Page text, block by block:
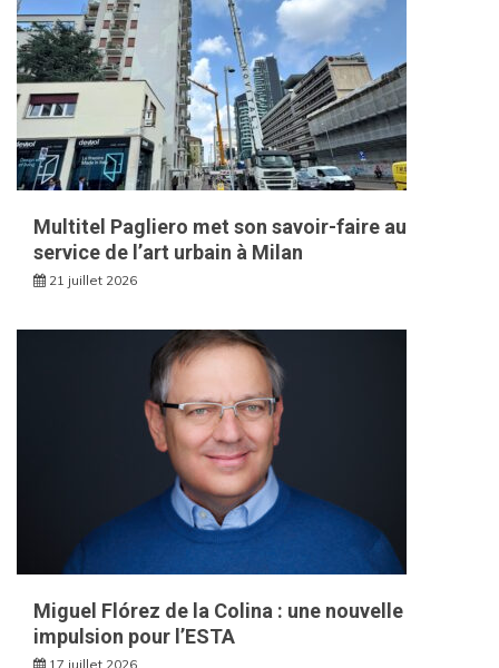
Multitel Pagliero met son savoir-faire au
service de l’art urbain à Milan
21 juillet 2026
Miguel Flórez de la Colina : une nouvelle
impulsion pour l’ESTA
17 juillet 2026